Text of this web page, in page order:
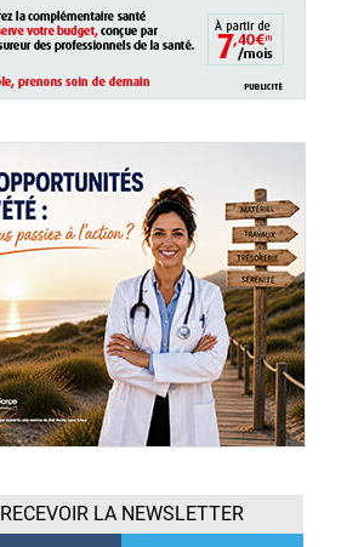
RECEVOIR LA NEWSLETTER